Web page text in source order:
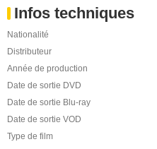
Infos techniques
Nationalité
Distributeur
Année de production
Date de sortie DVD
Date de sortie Blu-ray
Date de sortie VOD
Type de film